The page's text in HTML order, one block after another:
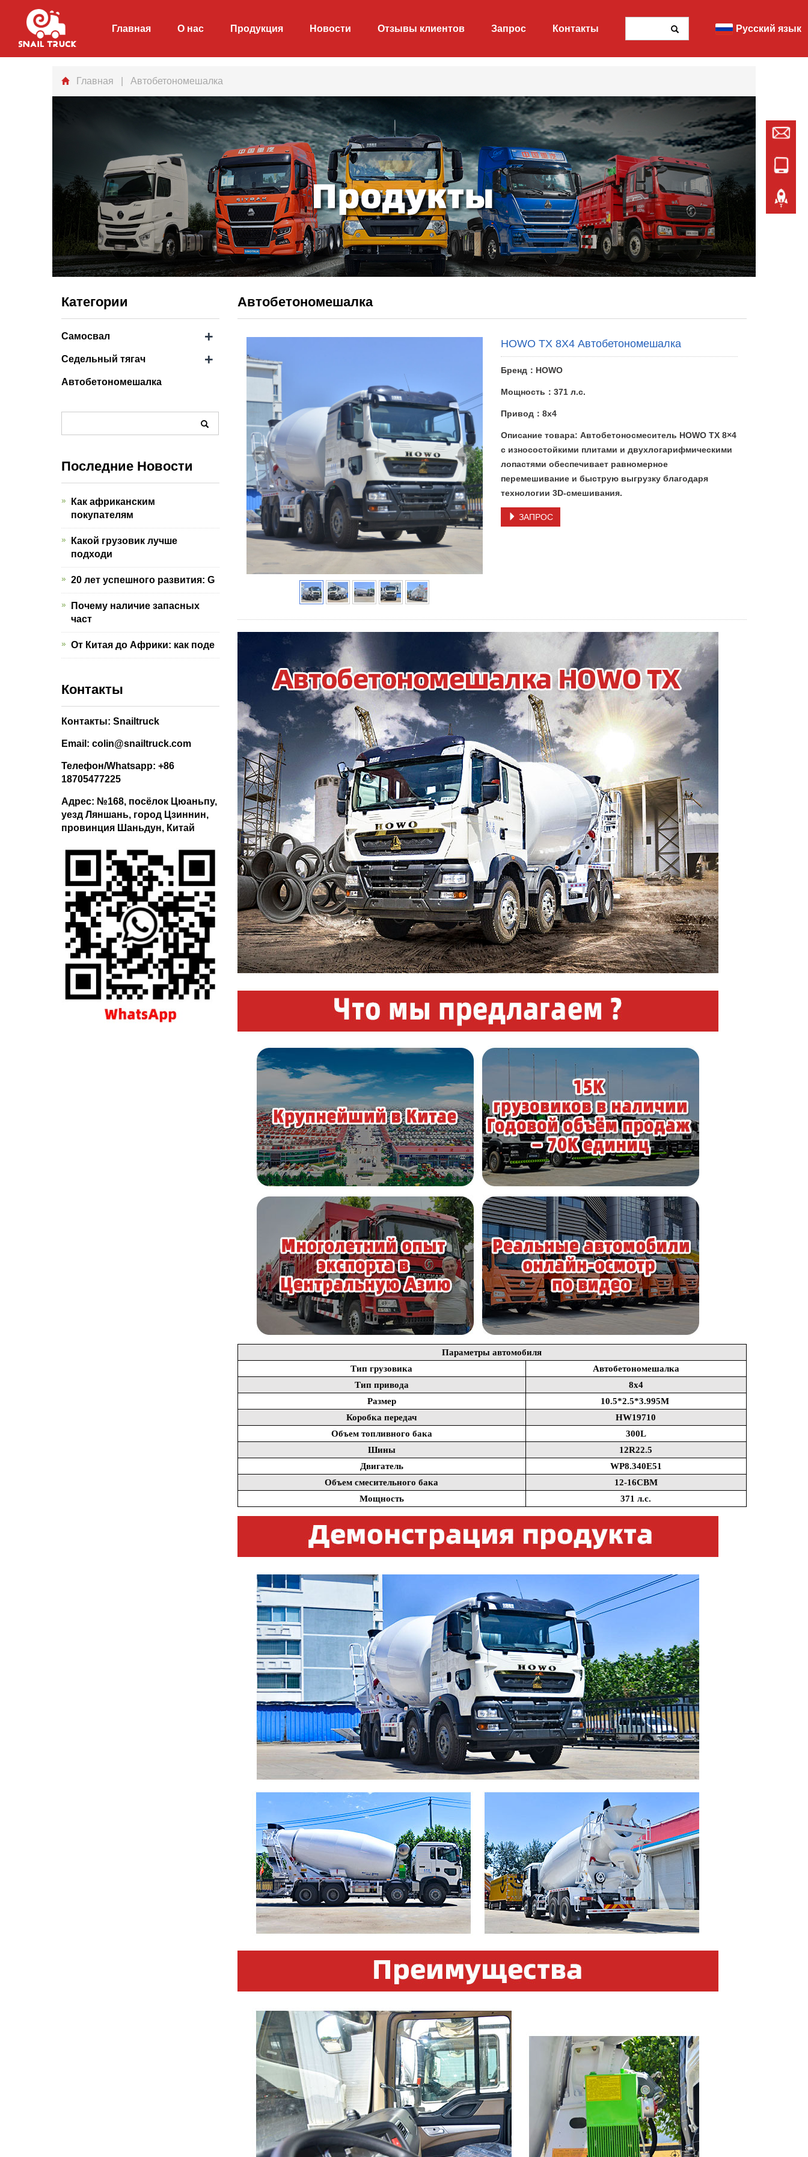
Главная О нас Продукция Новости Отзывы клиентов Запрос Контакты Русский язык
Главная | Автобетономешалка
Автобетономешалка
HOWO TX 8X4 Автобетономешалка
Бренд：HOWO
Мощность：371 л.с.
Привод：8x4
Описание товара: Автобетоносмеситель HOWO TX 8×4
с износостойкими плитами и двухлогарифмическими
лопастями обеспечивает равномерное
перемешивание и быструю выгрузку благодаря
технологии 3D-смешивания.
ЗАПРОС
Параметры автомобиля
Тип грузовика
Автобетономешалка
Тип привода
8x4
Размер
10.5*2.5*3.995M
Коробка передач
HW19710
Объем топливного бака
300L
Шины
12R22.5
Двигатель
WP8.340E51
Объем смесительного бака
12-16CBM
Мощность
371 л.с.
Категории
Самосвал +
Седельный тягач +
Автобетономешалка
Последние Новости
Как африканским
покупателям
Какой грузовик лучше
подходи
20 лет успешного развития: G
Почему наличие запасных
част
От Китая до Африки: как поде
Контакты
Контакты: Snailtruck
Email: colin@snailtruck.com
Телефон/Whatsapp: +86
18705477225
Адрес: №168, посёлок Цюаньпу,
уезд Ляншань, город Цзиннин,
провинция Шаньдун, Китай